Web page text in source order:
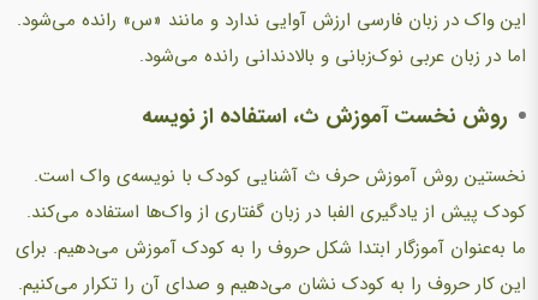
این واک در زبان فارسی ارزش آوایی ندارد و مانند «س» رانده می‌شود.
اما در زبان عربی نوک‌زبانی و بالادندانی رانده می‌شود.
روش نخست آموزش ث، استفاده از نویسه
نخستین روش آموزش حرف ث آشنایی کودک با نویسه‌ی واک است.
کودک پیش از یادگیری الفبا در زبان گفتاری از واک‌ها استفاده می‌کند.
ما به‌عنوان آموزگار ابتدا شکل حروف را به کودک آموزش می‌دهیم. برای
این کار حروف را به کودک نشان می‌دهیم و صدای آن را تکرار می‌کنیم.